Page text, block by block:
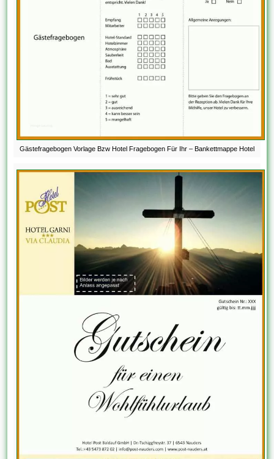
Gästefragebogen Vorlage Bzw Hotel Fragebogen Für Ihr – Bankettmappe Hotel